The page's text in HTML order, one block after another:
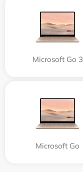
Microsoft Go 3
Microsoft Go